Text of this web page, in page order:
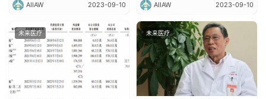
AIIAW 2023-09-10 AIIAW 2023-09-10
未来医疗 未来医疗